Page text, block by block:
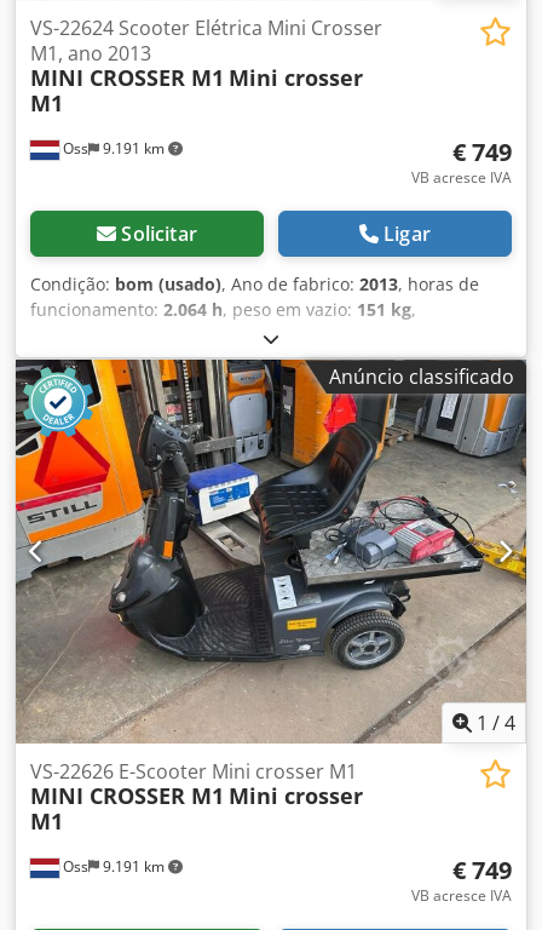
Oss 9.191 km
VS-22624 Scooter Elétrica Mini Crosser
M1, ano 2013
MINI CROSSER M1 Mini crosser
M1
€ 749
VB acresce IVA
Solicitar Ligar
Condição: bom (usado), Ano de fabrico: 2013, horas de
funcionamento: 2.064 h, peso em vazio: 151 kg,
, DISPONÍVEIS IMEDIATAMENTE 4
UNIDADES Scooter / scooter de mobilidade em bom
estado 2.064 horas no mostradorAno de fabrico
2013velocidade máxima 15 km/h Dwjdpoy R Akgjfx Ai Hja
Anúncio classificado
1 /4
Oss 9.191 km
VS-22626 E-Scooter Mini crosser M1
MINI CROSSER M1 Mini crosser
M1
€ 749
VB acresce IVA